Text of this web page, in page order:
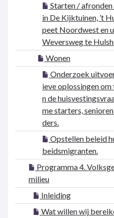
Starten /
in De Kijktuinen, ’t
peet Noordwest en
Weversweg te
Wonen
Onderzoek
ieve oplossingen om
n de
me starters,
ders.
Opstellen beleid
beidsmigranten.
Programma 4.
milieu
Inleiding
Wat willen wij